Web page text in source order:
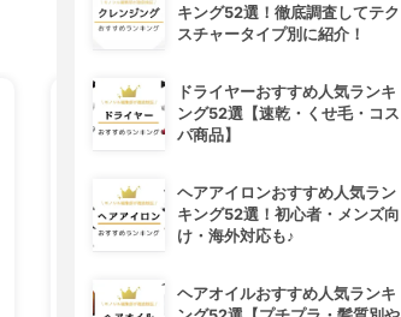
4位
キング52選！徹底調査してテク
スチャータイプ別に紹介！
ドライヤーおすすめ人気ランキ
ング52選【速乾・くせ毛・コス
パ商品】
ヘアアイロンおすすめ人気ラン
キング52選！初心者・メンズ向
け・海外対応も♪
ヘアオイルおすすめ人気ランキ